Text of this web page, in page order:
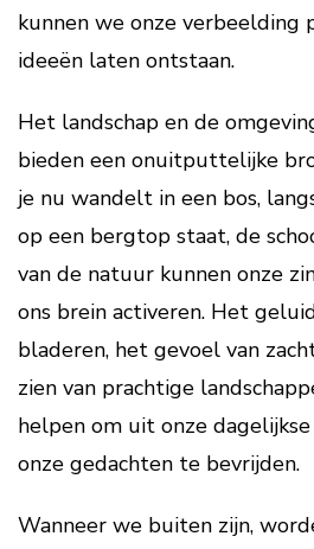
kunnen we onze verbeelding
ideeën laten ontstaan.
Het landschap en de
bieden een onuitputtelijke
je nu wandelt in een bos,
op een bergtop staat, de
van de natuur kunnen onze
ons brein activeren. Het
bladeren, het gevoel van
zien van prachtige
helpen om uit onze
onze gedachten te bevrijden.
Wanneer we buiten zijn,